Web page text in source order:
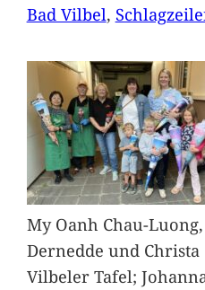
Bad Vilbel,
My Oanh Chau-
Dernedde und Christa
Vilbeler Tafel;